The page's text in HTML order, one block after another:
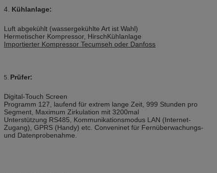
4. Kühlanlage:
Luft abgekühlt (wassergekühlte Art ist Wahl)
Hermetischer Kompressor, HirschKühlanlage
Importierter Kompressor Tecumseh oder Danfoss
5. Prüfer:
Digital-Touch Screen
Programm 127, laufend für extrem lange Zeit, 999 Stunden pro
Segment, Maximum Zirkulation mit 3200mal
Unterstützung RS485, Kommunikationsmodus LAN (Internet-
Zugang), GPRS (Handy) etc. Conveninet für Fernüberwachungs-
und Datenprobenahme.